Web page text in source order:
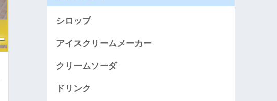
シロップ
アイスクリームメーカー
クリームソーダ
ドリンク